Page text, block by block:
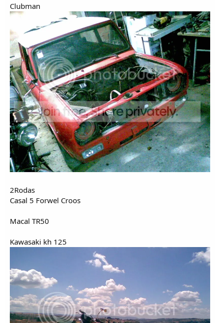
Clubman
2Rodas
Casal 5 Forwel Croos
Macal TR50
Kawasaki kh 125